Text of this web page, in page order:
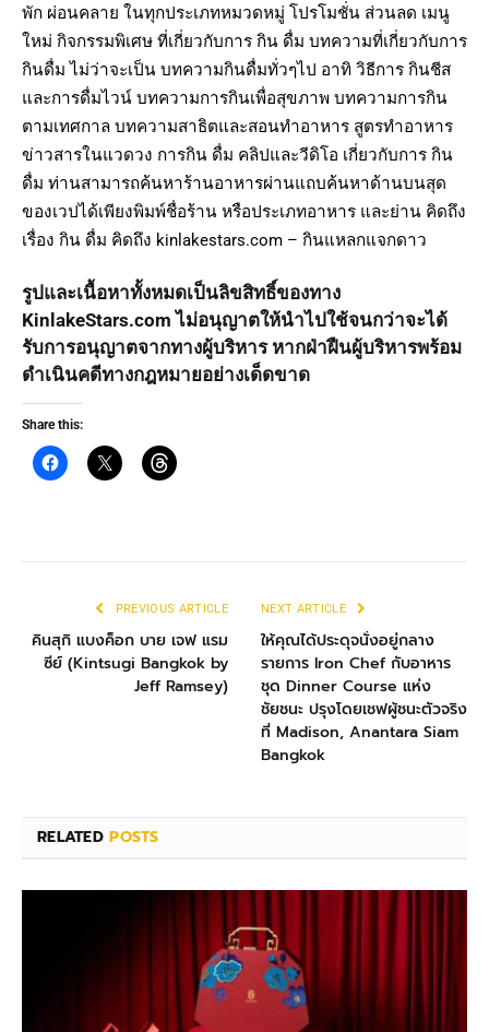
พัก ผ่อนคลาย ในทุกประเภทหมวดหมู่ โปรโมชั่น ส่วนลด เมนู
ใหม่ กิจกรรมพิเศษ ที่เกี่ยวกับการ กิน ดื่ม บทความที่เกี่ยวกับการ
กินดื่ม ไม่ว่าจะเป็น บทความกินดื่มทั่วๆไป อาทิ วิธีการ กินชีส
และการดื่มไวน์ บทความการกินเพื่อสุขภาพ บทความการกิน
ตามเทศกาล บทความสาธิตและสอนทำอาหาร สูตรทำอาหาร
ข่าวสารในแวดวง การกิน ดื่ม คลิปและวีดิโอ เกี่ยวกับการ กิน
ดื่ม ท่านสามารถค้นหาร้านอาหารผ่านแถบค้นหาด้านบนสุด
ของเวปได้เพียงพิมพ์ชื่อร้าน หรือประเภทอาหาร และย่าน คิดถึง
เรื่อง กิน ดื่ม คิดถึง kinlakestars.com – กินแหลกแจกดาว
รูปและเนื้อหาทั้งหมดเป็นลิขสิทธิ์ของทาง
KinlakeStars.com ไม่อนุญาตให้นำไปใช้จนกว่าจะได้
รับการอนุญาตจากทางผู้บริหาร หากฝ่าฝืนผู้บริหารพร้อม
ดำเนินคดีทางกฎหมายอย่างเด็ดขาด
Share this:
PREVIOUS ARTICLE
คินสุกิ แบงค็อก บาย เจฟ แรม
ซีย์ (Kintsugi Bangkok by
Jeff Ramsey)
NEXT ARTICLE
ให้คุณได้ประดุจนั่งอยู่กลาง
รายการ Iron Chef กับอาหาร
ชุด Dinner Course แห่ง
ชัยชนะ ปรุงโดยเชฟผู้ชนะตัวจริง
ที่ Madison, Anantara Siam
Bangkok
RELATEDPOSTS